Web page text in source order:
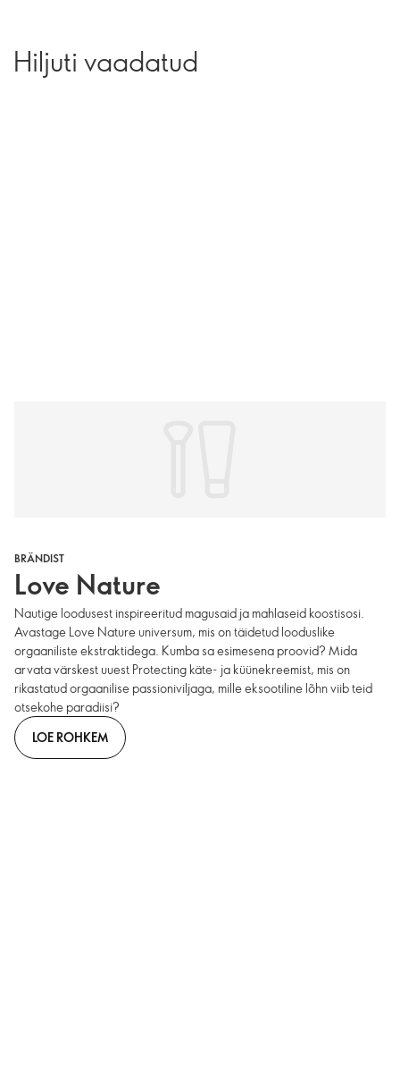
Hiljuti vaadatud
BRÄNDIST
Love Nature
Nautige loodusest inspireeritud magusaid ja mahlaseid koostisosi.
Avastage Love Nature universum, mis on täidetud looduslike
orgaaniliste ekstraktidega. Kumba sa esimesena proovid? Mida
arvata värskest uuest Protecting käte- ja küünekreemist, mis on
rikastatud orgaanilise passioniviljaga, mille eksootiline lõhn viib teid
otsekohe paradiisi?
LOE ROHKEM